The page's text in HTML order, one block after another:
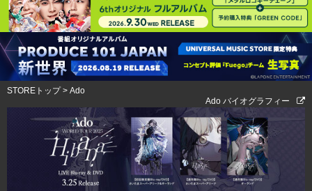
STOREトップ> Ado
Ado バイオグラフィー